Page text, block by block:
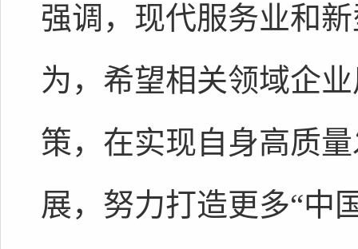
强调，现代服务业和
为，希望相关领域企
策，在实现自身高质
展，努力打造更多“中